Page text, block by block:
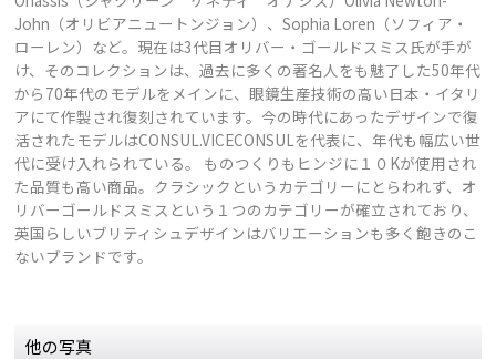
John（オリビアニュートンジョン）、Sophia Loren（ソフィア・
ローレン）など。現在は3代目オリバー・ゴールドスミス氏が手が
け、そのコレクションは、過去に多くの著名人をも魅了した50年代
から70年代のモデルをメインに、眼鏡生産技術の高い日本・イタリ
アにて作製され復刻されています。今の時代にあったデザインで復
活されたモデルはCONSUL.VICECONSULを代表に、年代も幅広い世
代に受け入れられている。 ものつくりもヒンジに１０Kが使用され
た品質も高い商品。クラシックというカテゴリーにとらわれず、オ
リバーゴールドスミスという１つのカテゴリーが確立されており、
英国らしいブリティシュデザインはバリエーションも多く飽きのこ
ないブランドです。
他の写真